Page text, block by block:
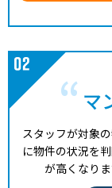
マ
スタッフが対象
に物件の状況を
が高くなりま